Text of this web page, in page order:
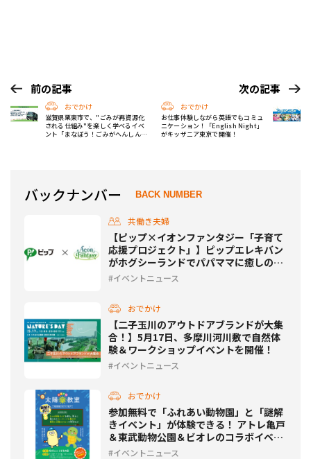
前の記事
おでかけ
滋賀県栗東市で、"ごみが再資源化
される仕組み"を楽しく学べるイベ
ント「まなぼう！ごみがへんしんす
次の記事
おでかけ
お仕事体験しながら英語でもコミュ
ニケーション！「English Night」
がキッザニア東京で開催！
バックナンバー BACK NUMBER
共働き夫婦
【ピップ×イオンファンタジー「子育て
応援プロジェクト」】ピップエレキバン
がホグシーランドでパパママに癒しの時
間を提供！
イベントニュース
おでかけ
【二子玉川のアウトドアブランドが大集
合！】5月17日、多摩川河川敷で自然体
験＆ワークショップイベントを開催！
イベントニュース
おでかけ
参加無料で「ふれあい動物園」と「謎解
きイベント」が体験できる！ アトレ亀戸
＆東武動物公園＆ビオレのコラボイベン
トが5/5に開催
イベントニュース